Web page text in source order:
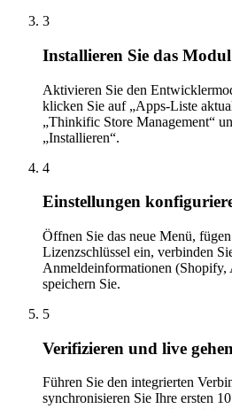
3
Installieren Sie das Modul
Aktivieren Sie den
klicken Sie auf „Apps-Liste
„Thinkific Store Management“
„Installieren“.
4
Einstellungen
Öffnen Sie das neue Menü,
Lizenzschlüssel ein, verbinden
Anmeldeinformationen (Shopify,
speichern Sie.
5
Verifizieren und live gehen
Führen Sie den integrierten
synchronisieren Sie Ihre ersten